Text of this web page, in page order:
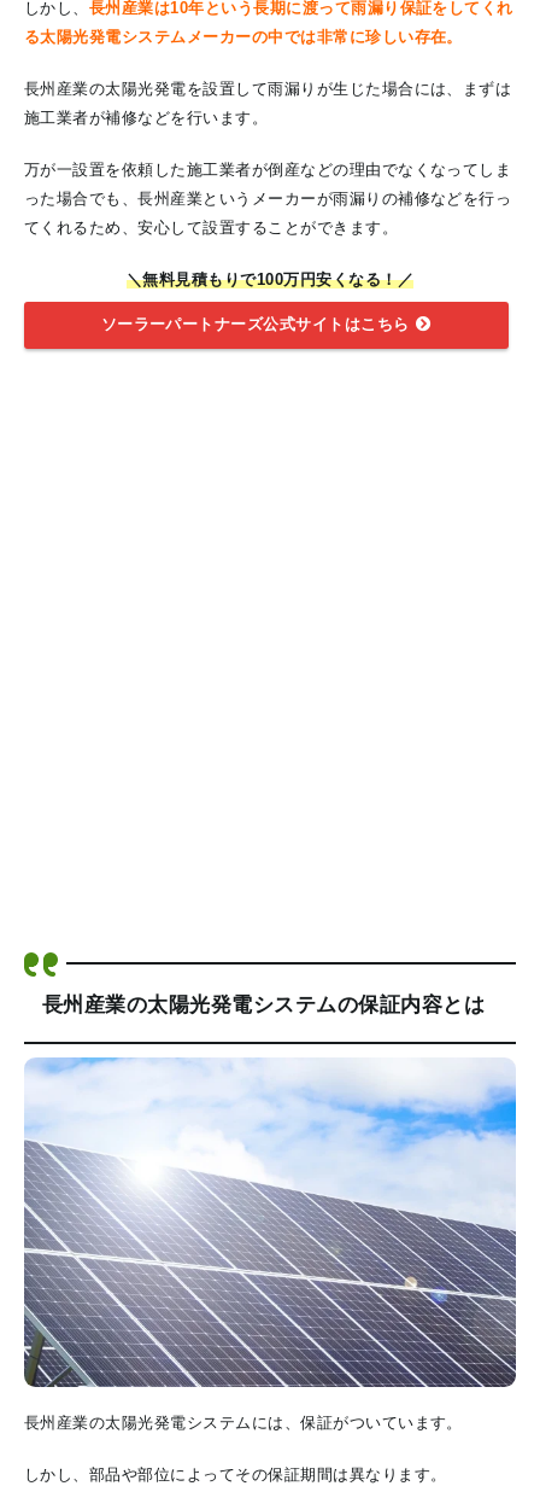
しかし、 長州産業は10年という長期に渡って雨漏り保証をしてくれ
る太陽光発電システムメーカーの中では非常に珍しい存在。
長州産業の太陽光発電を設置して雨漏りが生じた場合には、まずは
施工業者が補修などを行います。
万が一設置を依頼した施工業者が倒産などの理由でなくなってしま
った場合でも、長州産業というメーカーが雨漏りの補修などを行っ
てくれるため、安心して設置することができます。
＼無料見積もりで100万円安くなる！／
ソーラーパートナーズ公式サイトはこちら
長州産業の太陽光発電システムの保証内容とは
長州産業の太陽光発電システムには、保証がついています。
しかし、部品や部位によってその保証期間は異なります。